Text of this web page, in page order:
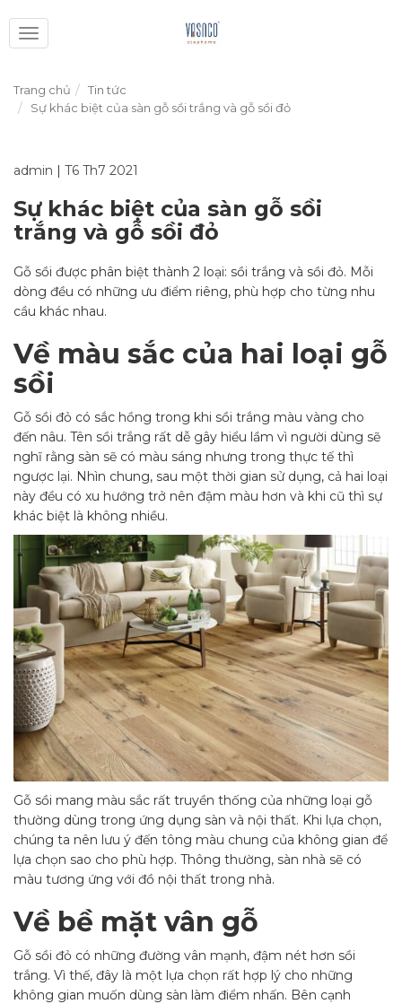
Toggle
navigation
Trang chủ
Tin tức
Sự khác biệt của sàn gỗ sồi trắng và gỗ sồi đỏ
admin | T6 Th7 2021
Sự khác biệt của sàn gỗ sồi
trắng và gỗ sồi đỏ
Gỗ sồi được phân biệt thành 2 loại: sồi trắng và sồi đỏ. Mỗi
dòng đều có những ưu điểm riêng, phù hợp cho từng nhu
cầu khác nhau.
Về màu sắc của hai loại gỗ
sồi
Gỗ sồi đỏ có sắc hồng trong khi sồi trắng màu vàng cho
đến nâu. Tên sồi trắng rất dễ gây hiểu lầm vì người dùng sẽ
nghĩ rằng sàn sẽ có màu sáng nhưng trong thực tế thì
ngược lại. Nhìn chung, sau một thời gian sử dụng, cả hai loại
này đều có xu hướng trở nên đậm màu hơn và khi cũ thì sự
khác biệt là không nhiều.
Gỗ sồi mang màu sắc rất truyền thống của những loại gỗ
thường dùng trong ứng dụng sàn và nội thất. Khi lựa chọn,
chúng ta nên lưu ý đến tông màu chung của không gian để
lựa chọn sao cho phù hợp. Thông thường, sàn nhà sẽ có
màu tương ứng với đồ nội thất trong nhà.
Về bề mặt vân gỗ
Gỗ sồi đỏ có những đường vân mạnh, đậm nét hơn sồi
trắng. Vì thế, đây là một lựa chọn rất hợp lý cho những
không gian muốn dùng sàn làm điểm nhấn. Bên cạnh